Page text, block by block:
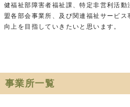
健福祉部障害者福祉課、特定非営利活
盟各部会事業所、及び関連福祉サービ
向上を目指していきたいと思います。
事業所一覧